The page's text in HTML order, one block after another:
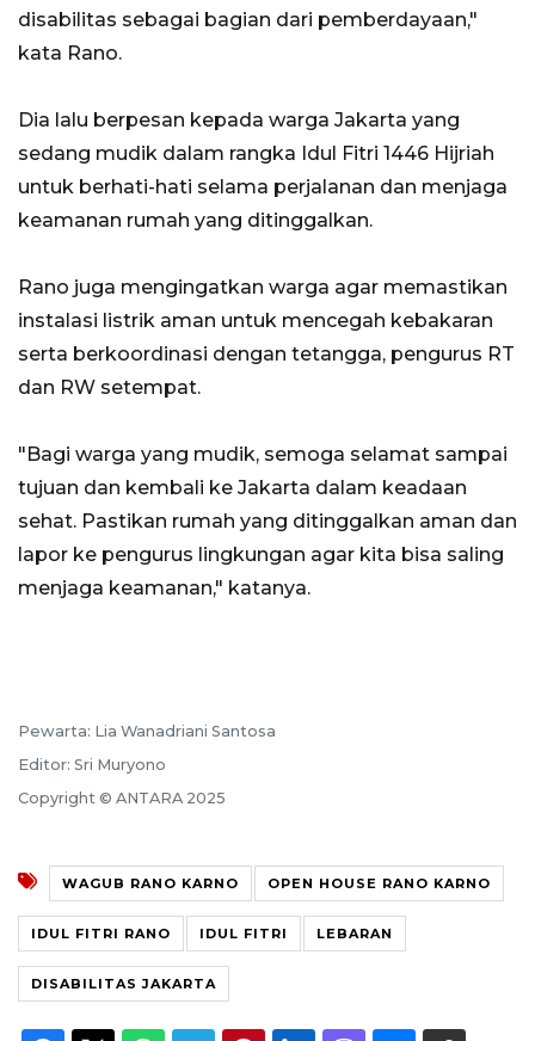
disabilitas sebagai bagian dari pemberdayaan,"
kata Rano.
Dia lalu berpesan kepada warga Jakarta yang
sedang mudik dalam rangka Idul Fitri 1446 Hijriah
untuk berhati-hati selama perjalanan dan menjaga
keamanan rumah yang ditinggalkan.
Rano juga mengingatkan warga agar memastikan
instalasi listrik aman untuk mencegah kebakaran
serta berkoordinasi dengan tetangga, pengurus RT
dan RW setempat.
"Bagi warga yang mudik, semoga selamat sampai
tujuan dan kembali ke Jakarta dalam keadaan
sehat. Pastikan rumah yang ditinggalkan aman dan
lapor ke pengurus lingkungan agar kita bisa saling
menjaga keamanan," katanya.
Pewarta: Lia Wanadriani Santosa
Editor: Sri Muryono
Copyright © ANTARA 2025
WAGUB RANO KARNO OPEN HOUSE RANO KARNO
IDUL FITRI RANO IDUL FITRI LEBARAN
DISABILITAS JAKARTA